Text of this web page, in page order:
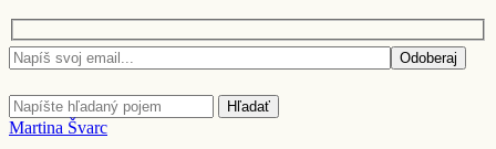
Odoberaj
Hľadať
Martina Švarc